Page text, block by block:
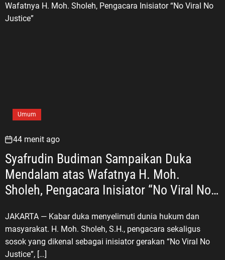
Umum
44 menit ago
Syafrudin Budiman Sampaikan Duka
Mendalam atas Wafatnya H. Moh.
Sholeh, Pengacara Inisiator “No Viral No
JAKARTA — Kabar duka menyelimuti dunia hukum dan
masyarakat. H. Moh. Sholeh, S.H., pengacara sekaligus
sosok yang dikenal sebagai inisiator gerakan “No Viral No
Justice”, […]